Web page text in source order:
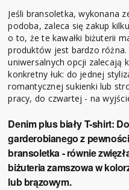
Jeśli bransoletka, wykonana
podoba, zaleca się zakup
o to, że te kawałki biżuterii
produktów jest bardzo
uniwersalnych opcji zalecają
konkretny łuk: do jednej
romantycznej sukienki lub
pracy, do czwartej - na
Denim plus biały T-shirt:
garderobianego z
bransoletka - równie
biżuteria zamszowa w
lub brązowym.